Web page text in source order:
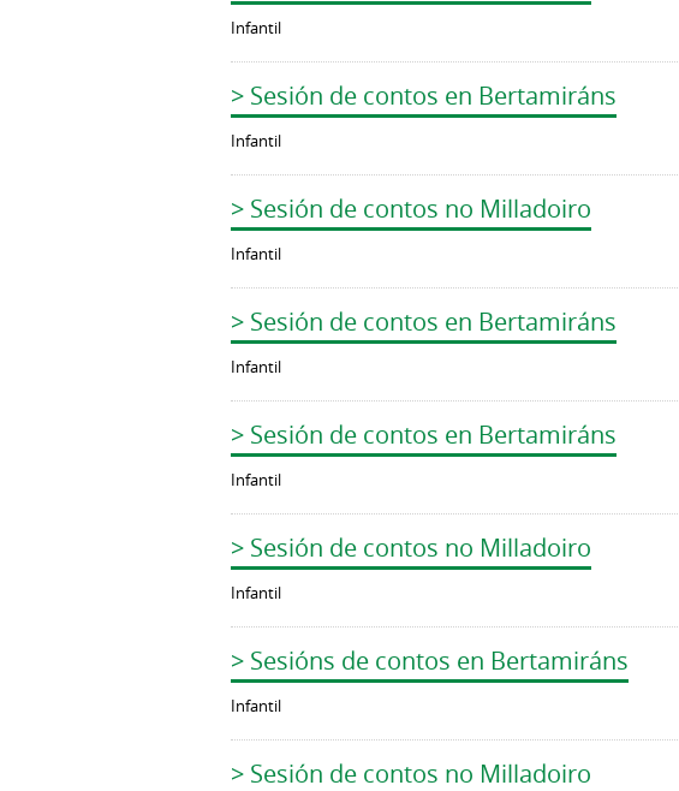
Infantil
> Sesión de contos en Bertamiráns
Infantil
> Sesión de contos no Milladoiro
Infantil
> Sesión de contos en Bertamiráns
Infantil
> Sesión de contos en Bertamiráns
Infantil
> Sesión de contos no Milladoiro
Infantil
> Sesións de contos en Bertamiráns
Infantil
> Sesión de contos no Milladoiro